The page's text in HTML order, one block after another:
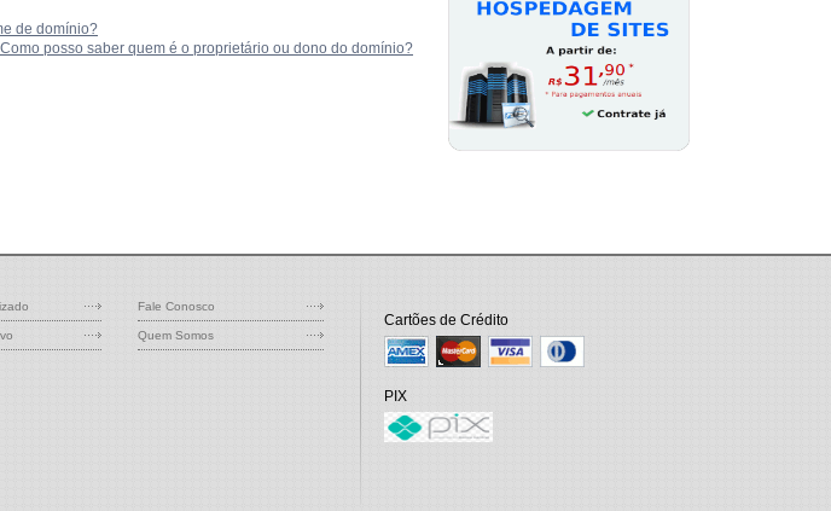
de domínio?
posso saber quem é o proprietário ou dono do domínio?
Fale Conosco
Quem Somos
Cartões de Crédito
PIX